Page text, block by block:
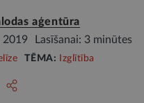
aģentūra
2019
Lasīšanai: 3 minūtes
TĒMA: Izglītība